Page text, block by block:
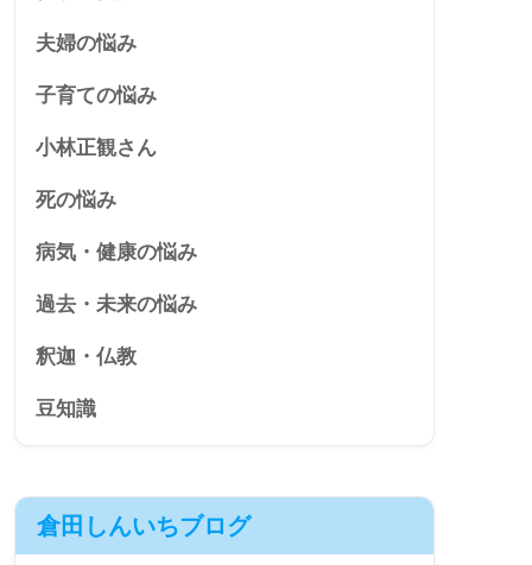
夫婦の悩み
子育ての悩み
小林正観さん
死の悩み
病気・健康の悩み
過去・未来の悩み
釈迦・仏教
豆知識
倉田しんいちブログ